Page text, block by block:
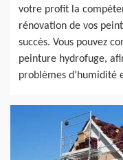
votre profit la
rénovation de vos
succès. Vous pouvez
peinture hydrofuge,
problèmes d’humidité